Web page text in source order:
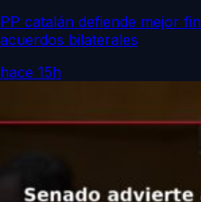
PP catalán defiende mejor
acuerdos bilaterales
hace 15h